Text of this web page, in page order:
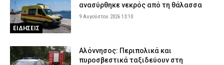
ΕΙΔΗΣΕΙΣ
ανασύρθηκε νεκρός από τη θάλασσα
9 Αυγούστου 2026 13:10
Αλόννησος: Περιπολικά και
πυροσβεστικά ταξιδεύουν στη